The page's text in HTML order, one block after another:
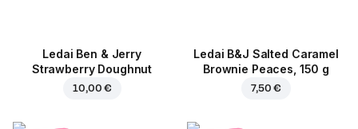
Ledai Ben & Jerry
Strawberry Doughnut
10,00 €
Ledai B&J Salted Caramel
Brownie Peaces, 150 g
7,50 €